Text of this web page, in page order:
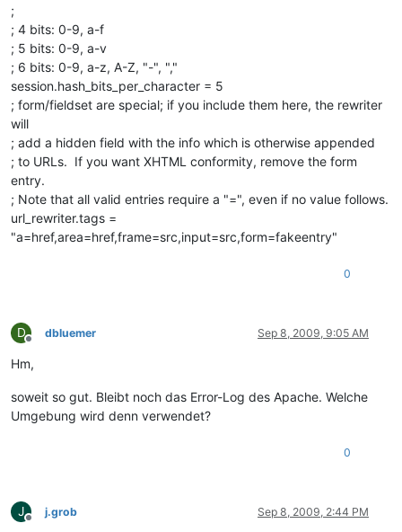
;
; 4 bits: 0-9, a-f
; 5 bits: 0-9, a-v
; 6 bits: 0-9, a-z, A-Z, "-", ","
session.hash_bits_per_character = 5
; form/fieldset are special; if you include them here, the rewriter
will
; add a hidden field with the info which is otherwise appended
; to URLs. If you want XHTML conformity, remove the form
entry.
; Note that all valid entries require a "=", even if no value follows.
url_rewriter.tags =
"a=href,area=href,frame=src,input=src,form=fakeentry"
0
D
Offline
dbluemer Sep 8, 2009, 9:05 AM
Hm,
soweit so gut. Bleibt noch das Error-Log des Apache. Welche
Umgebung wird denn verwendet?
0
J
Offline
j.grob Sep 8, 2009, 2:44 PM